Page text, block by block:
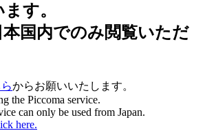
す。
国内でのみ閲覧いただ
からお願いいたします。
the Piccoma service.
can only be used from Japan.
here.